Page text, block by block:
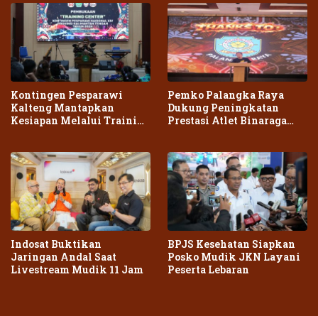
Kontingen Pesparawi
Kalteng Mantapkan
Kesiapan Melalui Training
Pemko Palangka Raya
Dukung Peningkatan
Prestasi Atlet Binaraga
Indosat Buktikan
Jaringan Andal Saat
Livestream Mudik 11 Jam
BPJS Kesehatan Siapkan
Posko Mudik JKN Layani
Peserta Lebaran